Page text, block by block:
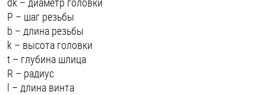
P – шаг резьбы
b – длина резьбы
k – высота головки
t – глубина шлица
R – радиус
l – длина винта